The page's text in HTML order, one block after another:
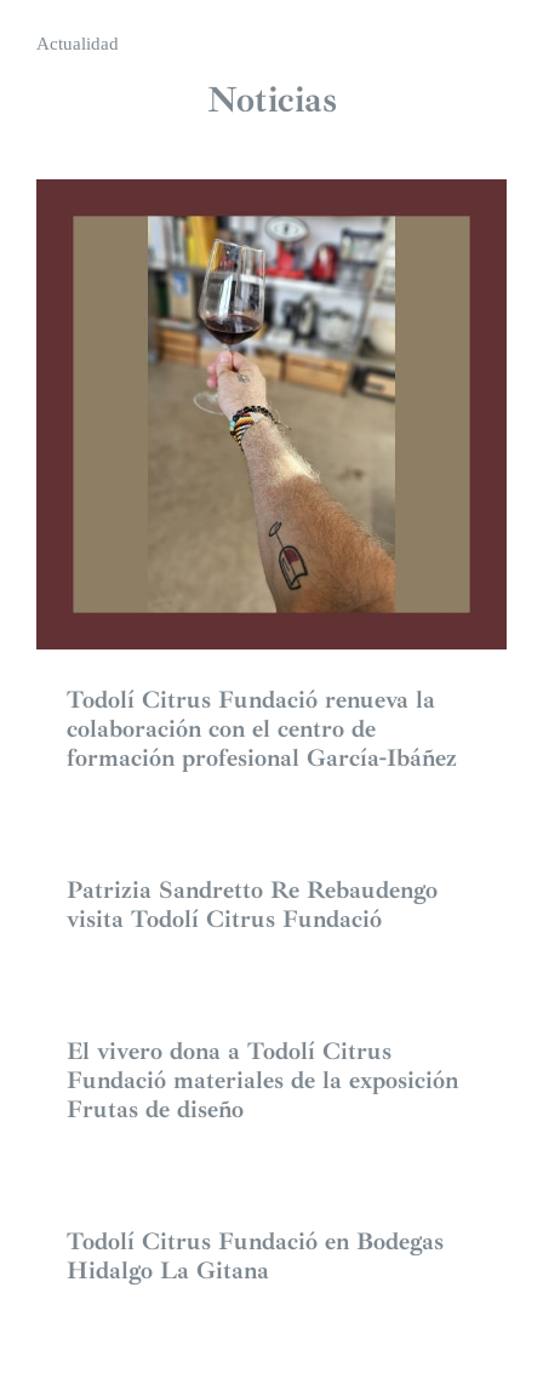
Actualidad
Noticias
Todolí Citrus Fundació renueva la
colaboración con el centro de
formación profesional García-Ibáñez
Patrizia Sandretto Re Rebaudengo
visita Todolí Citrus Fundació
El vivero dona a Todolí Citrus
Fundació materiales de la exposición
Frutas de diseño
Todolí Citrus Fundació en Bodegas
Hidalgo La Gitana